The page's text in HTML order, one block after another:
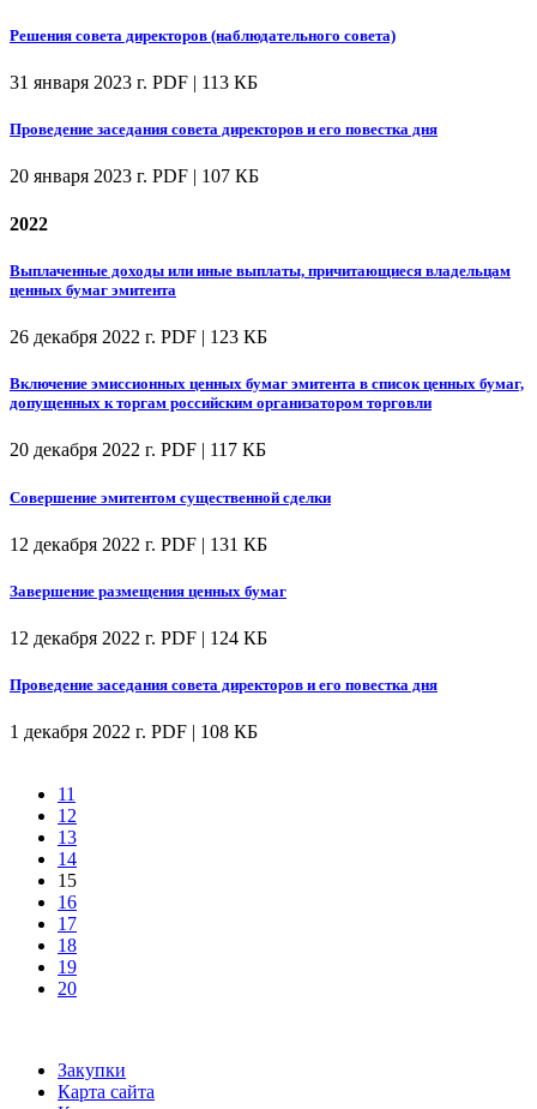
Решения совета директоров (наблюдательного совета)
31 января 2023 г. PDF | 113 КБ
Проведение заседания совета директоров и его повестка дня
20 января 2023 г. PDF | 107 КБ
2022
Выплаченные доходы или иные выплаты, причитающиеся владельцам
ценных бумаг эмитента
26 декабря 2022 г. PDF | 123 КБ
Включение эмиссионных ценных бумаг эмитента в список ценных бумаг,
допущенных к торгам российским организатором торговли
20 декабря 2022 г. PDF | 117 КБ
Совершение эмитентом существенной сделки
12 декабря 2022 г. PDF | 131 КБ
Завершение размещения ценных бумаг
12 декабря 2022 г. PDF | 124 КБ
Проведение заседания совета директоров и его повестка дня
1 декабря 2022 г. PDF | 108 КБ
11
12
13
14
15
16
17
18
19
20
Закупки
Карта сайта